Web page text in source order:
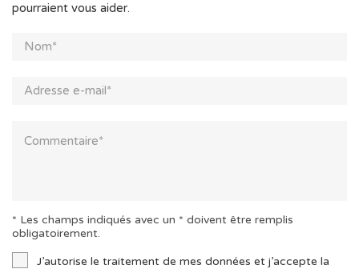
pourraient vous aider.
* Les champs indiqués avec un * doivent être remplis
obligatoirement.
J’autorise le traitement de mes données et j’accepte la